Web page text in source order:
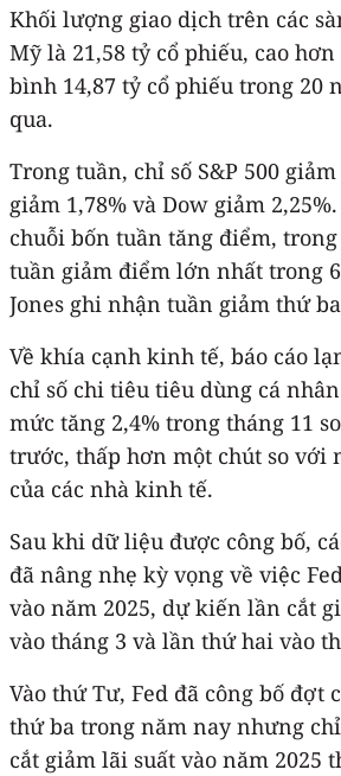
Khối lượng giao dịch trên các
Mỹ là 21,58 tỷ cổ phiếu, cao
bình 14,87 tỷ cổ phiếu trong 20
qua.
Trong tuần, chỉ số S&P 500
giảm 1,78% và Dow giảm
chuỗi bốn tuần tăng điểm, trong
tuần giảm điểm lớn nhất trong
Jones ghi nhận tuần giảm thứ
Về khía cạnh kinh tế, báo cáo
chỉ số chi tiêu tiêu dùng cá nhân
mức tăng 2,4% trong tháng 11
trước, thấp hơn một chút so với
của các nhà kinh tế.
Sau khi dữ liệu được công bố,
đã nâng nhẹ kỳ vọng về việc
vào năm 2025, dự kiến lần cắt
vào tháng 3 và lần thứ hai vào
Vào thứ Tư, Fed đã công bố đợt
thứ ba trong năm nay nhưng
cắt giảm lãi suất vào năm 2025